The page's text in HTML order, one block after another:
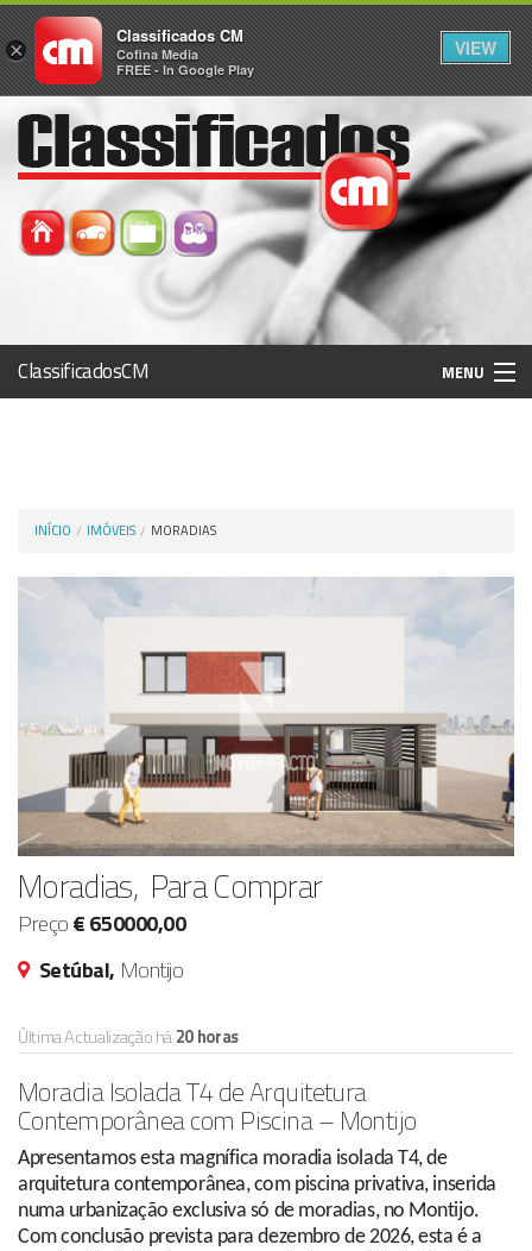
ClassificadosCM MENU
INÍCIO IMÓVEIS MORADIAS
Moradias, Para Comprar
Preço€ 650000,00
Setúbal, Montijo
Última Actualização há20 horas
Moradia Isolada T4 de Arquitetura
Contemporânea com Piscina – Montijo
Apresentamos esta magnífica moradia isolada T4, de
arquitetura contemporânea, com piscina privativa, inserida
numa urbanização exclusiva só de moradias, no Montijo.
Com conclusão prevista para dezembro de 2026, esta é a
×
Classificados CM
Cofina Media
FREE - In Google Play
VIEW